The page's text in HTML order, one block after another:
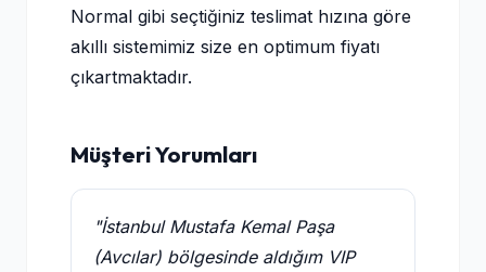
Normal gibi seçtiğiniz teslimat hızına göre
akıllı sistemimiz size en optimum fiyatı
çıkartmaktadır.
Müşteri Yorumları
"İstanbul Mustafa Kemal Paşa
(Avcılar) bölgesinde aldığım VIP